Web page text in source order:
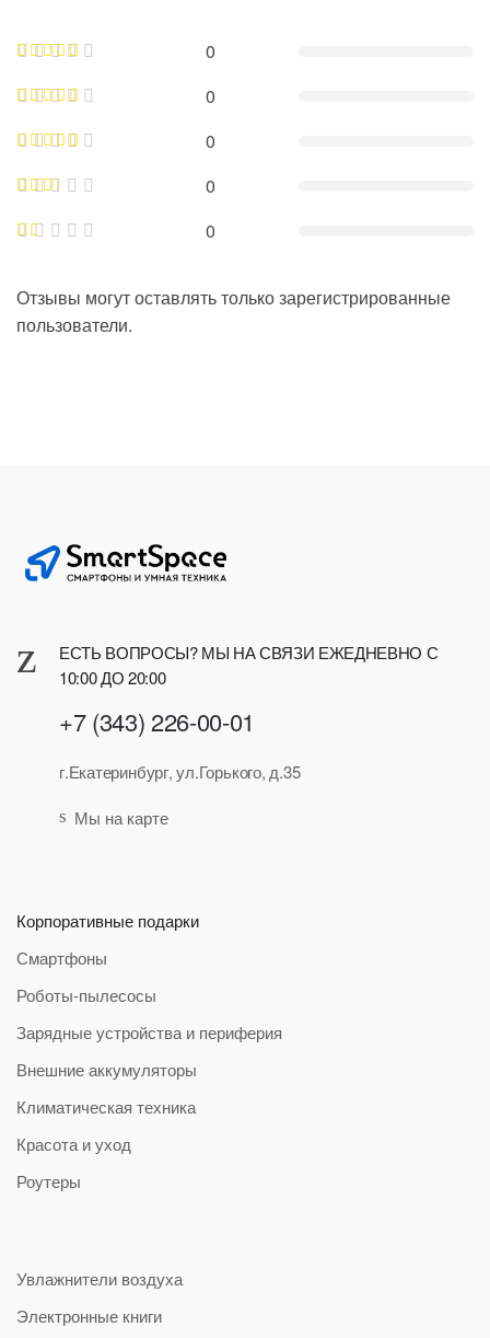
0
0
0
0
0
Отзывы могут оставлять только зарегистрированные
пользователи.
ЕСТЬ ВОПРОСЫ? МЫ НА СВЯЗИ ЕЖЕДНЕВНО С
10:00 ДО 20:00
+7 (343) 226-00-01
г.Екатеринбург, ул.Горького, д.35
Мы на карте
Корпоративные подарки
Смартфоны
Роботы-пылесосы
Зарядные устройства и периферия
Внешние аккумуляторы
Климатическая техника
Красота и уход
Роутеры
Увлажнители воздуха
Электронные книги